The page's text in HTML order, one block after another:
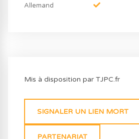
Allemand
Mis à disposition par TJPC.fr
SIGNALER UN LIEN MORT
PARTENARIAT